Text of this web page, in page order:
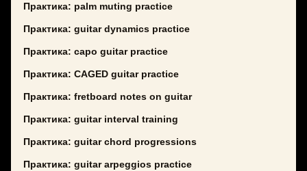
Практика: palm muting practice
Практика: guitar dynamics practice
Практика: capo guitar practice
Практика: CAGED guitar practice
Практика: fretboard notes on guitar
Практика: guitar interval training
Практика: guitar chord progressions
Практика: guitar arpeggios practice